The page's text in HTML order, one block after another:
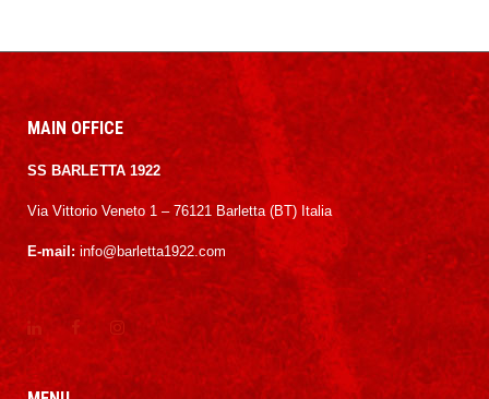
MAIN OFFICE
SS BARLETTA 1922
Via Vittorio Veneto 1 – 76121 Barletta (BT) Italia
E-mail: info@barletta1922.com